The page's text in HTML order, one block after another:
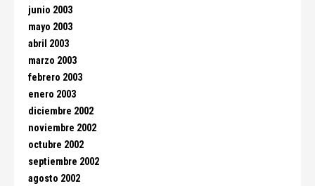
junio 2003
mayo 2003
abril 2003
marzo 2003
febrero 2003
enero 2003
diciembre 2002
noviembre 2002
octubre 2002
septiembre 2002
agosto 2002